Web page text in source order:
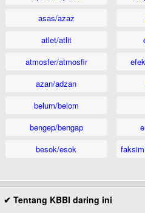
asas/azaz
atlet/atlit
atmosfer/atmosfir
azan/adzan
belum/belom
bengep/bengap
besok/esok
✔ Tentang KBBI daring ini